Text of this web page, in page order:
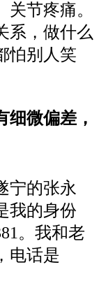
节疼痛。
系，做什么
怕别人笑
细微偏差，
宁的张永
我的身份
。我和老
电话是